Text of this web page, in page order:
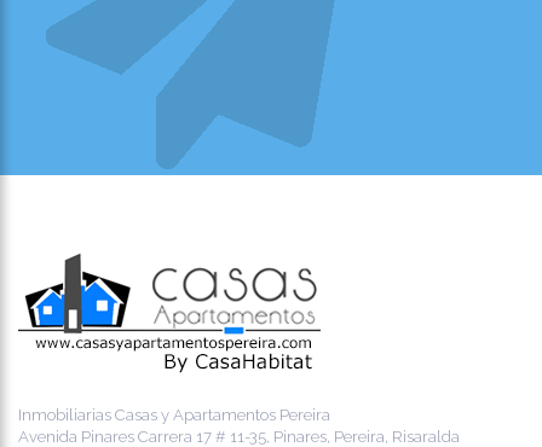
Inmobiliarias Casas y Apartamentos Pereira
Avenida Pinares Carrera 17 # 11-35, Pinares, Pereira, Risaralda